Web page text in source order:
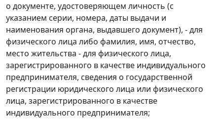
о документе, удостоверяющем личность (с
указанием серии, номера, даты выдачи и
наименования органа, выдавшего документ), - для
физического лица либо фамилия, имя, отчество,
место жительства - для физического лица,
зарегистрированного в качестве индивидуального
предпринимателя, сведения о государственной
регистрации юридического лица или физического
лица, зарегистрированного в качестве
индивидуального предпринимателя;